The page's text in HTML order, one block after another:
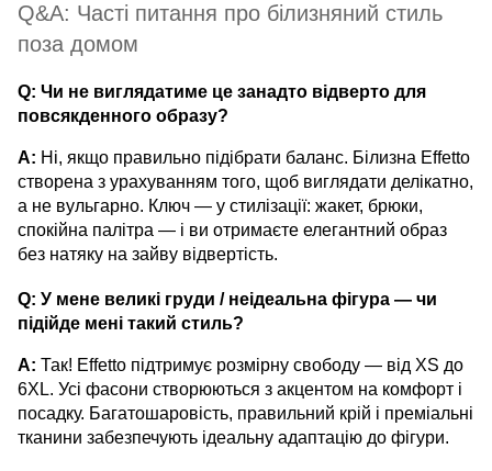
Q&A: Часті питання про білизняний стиль
поза домом
Q: Чи не виглядатиме це занадто відверто для
повсякденного образу?
A: Ні, якщо правильно підібрати баланс. Білизна Effetto
створена з урахуванням того, щоб виглядати делікатно,
а не вульгарно. Ключ — у стилізації: жакет, брюки,
спокійна палітра — і ви отримаєте елегантний образ
без натяку на зайву відвертість.
Q: У мене великі груди / неідеальна фігура — чи
підійде мені такий стиль?
A: Так! Effetto підтримує розмірну свободу — від XS до
6XL. Усі фасони створюються з акцентом на комфорт і
посадку. Багатошаровість, правильний крій і преміальні
тканини забезпечують ідеальну адаптацію до фігури.